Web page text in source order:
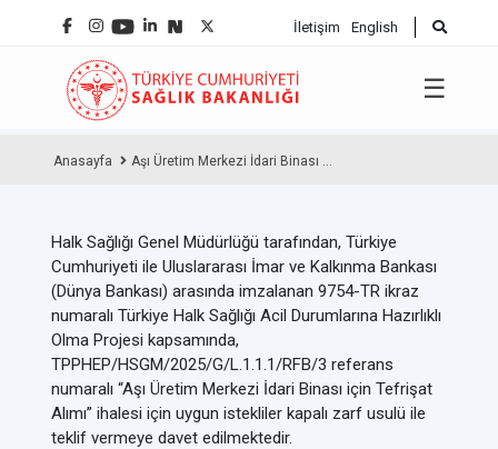
İletişim English
☰
Anasayfa Aşı Üretim Merkezi İdari Binası ...
Halk Sağlığı Genel Müdürlüğü tarafından, Türkiye
Cumhuriyeti ile Uluslararası İmar ve Kalkınma Bankası
(Dünya Bankası) arasında imzalanan 9754-TR ikraz
numaralı Türkiye Halk Sağlığı Acil Durumlarına Hazırlıklı
Olma Projesi kapsamında,
TPPHEP/HSGM/2025/G/L.1.1.1/RFB/3 referans
numaralı “Aşı Üretim Merkezi İdari Binası için Tefrişat
Alımı” ihalesi için uygun istekliler kapalı zarf usulü ile
teklif vermeye davet edilmektedir.